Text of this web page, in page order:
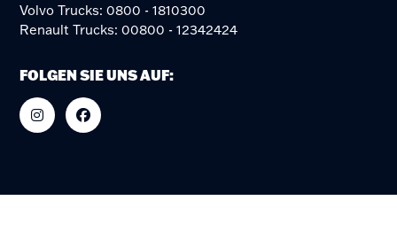
Volvo Trucks: 0800 - 1810300
Renault Trucks: 00800 - 12342424
FOLGEN SIE UNS AUF: